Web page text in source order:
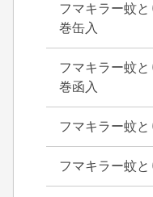
フマキラー蚊
巻缶入
フマキラー蚊
巻函入
フマキラー蚊
フマキラー蚊